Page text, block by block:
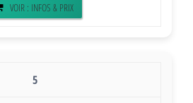
VOIR : INFOS & PRIX
5